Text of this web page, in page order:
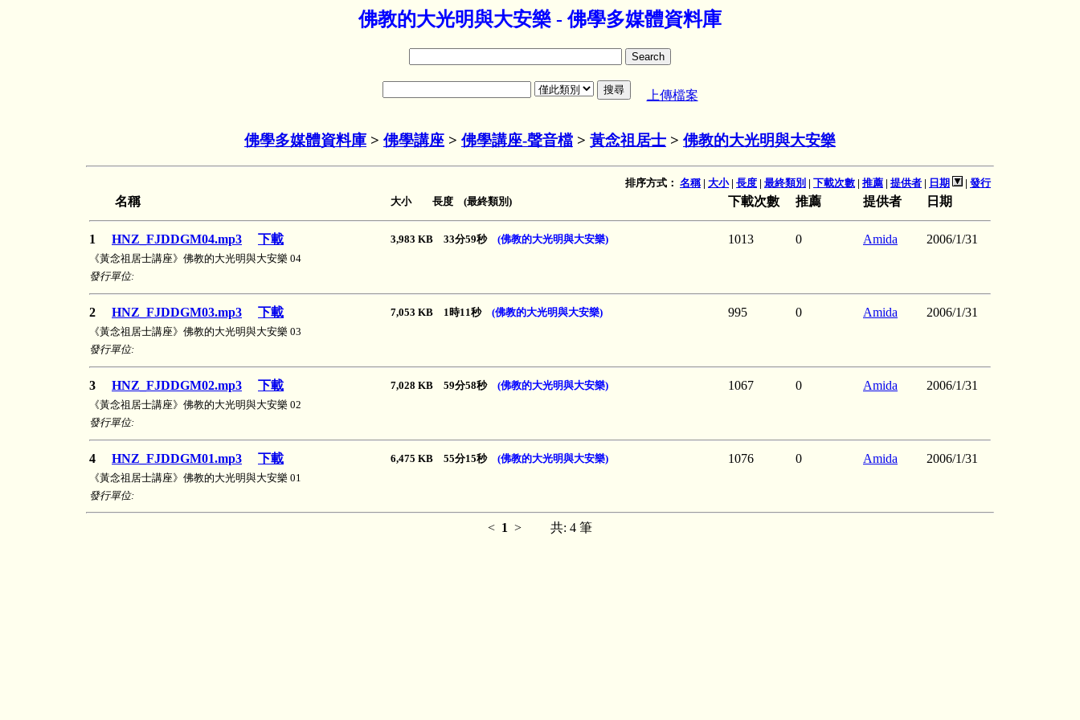
佛教的大光明與大安樂 - 佛學多媒體資料庫
上傳檔案
佛學多媒體資料庫 > 佛學講座 > 佛學講座-聲音檔 > 黃念祖居士 > 佛教的大光明與大安樂
排序方式： 名稱| 大小| 長度 | 最終類別 | 下載次數 | 推薦 | 提供者 | 日期 | 發行
名稱 大小 長度 (最終類別) 下載次數 推薦 提供者 日期
1 HNZ_FJDDGM04.mp3 下載 3,983 KB 33分59秒 (佛教的大光明與大安樂) 1013 0 Amida 2006/1/31
《黃念祖居士講座》佛教的大光明與大安樂 04
發行單位:
2 HNZ_FJDDGM03.mp3 下載 7,053 KB 1時11秒 (佛教的大光明與大安樂) 995 0 Amida 2006/1/31
《黃念祖居士講座》佛教的大光明與大安樂 03
發行單位:
3 HNZ_FJDDGM02.mp3 下載 7,028 KB 59分58秒 (佛教的大光明與大安樂) 1067 0 Amida 2006/1/31
《黃念祖居士講座》佛教的大光明與大安樂 02
發行單位:
4 HNZ_FJDDGM01.mp3 下載 6,475 KB 55分15秒 (佛教的大光明與大安樂) 1076 0 Amida 2006/1/31
《黃念祖居士講座》佛教的大光明與大安樂 01
發行單位:
< 1 > 共: 4 筆